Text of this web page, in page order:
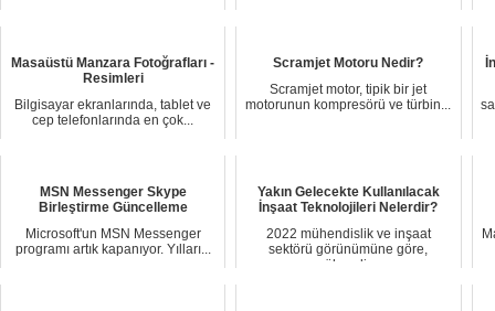
Masaüstü Manzara Fotoğrafları -
Resimleri
Bilgisayar ekranlarında, tablet ve
cep telefonlarında en çok...
Scramjet Motoru Nedir?
Scramjet motor, tipik bir jet
motorunun kompresörü ve türbin...
MSN Messenger Skype
Birleştirme Güncelleme
Microsoft'un MSN Messenger
programı artık kapanıyor. Yılları...
Yakın Gelecekte Kullanılacak
İnşaat Teknolojileri Nelerdir?
2022 mühendislik ve inşaat
sektörü görünümüne göre,
mühendis...